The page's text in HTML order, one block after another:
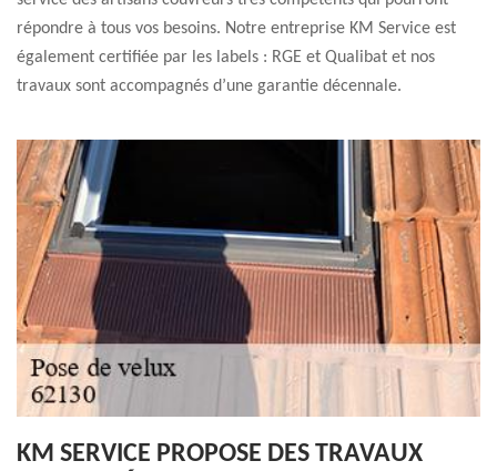
répondre à tous vos besoins. Notre entreprise KM Service est
également certifiée par les labels : RGE et Qualibat et nos
travaux sont accompagnés d’une garantie décennale.
KM SERVICE PROPOSE DES TRAVAUX